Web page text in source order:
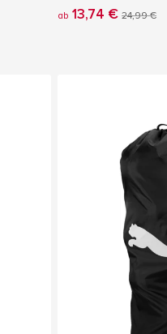
ab 13,74 € 24,99 €